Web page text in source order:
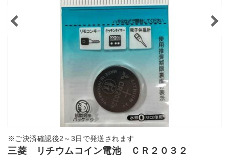
※ご決済確認後2～3日で発送されます
三菱 リチウムコイン電池 ＣＲ２０３２